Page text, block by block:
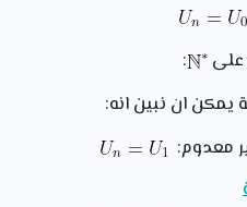
على
:
يمكن ان نبين انه:
معدوم: